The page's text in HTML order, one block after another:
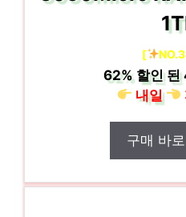
[
62%할인 된
내일
구매 바